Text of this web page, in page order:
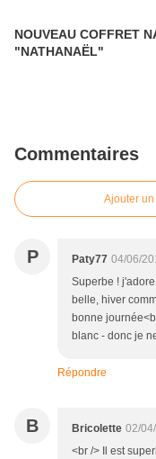
NOUVEAU COFFRET
"NATHANAËL"
Commentaires
Ajouter
P Paty77 04/06/
Superbe !
belle, hiver
bonne
blanc - donc je
Répondre
B Bricolette 02/
<br /> Il est